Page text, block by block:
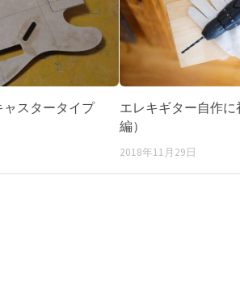
ャスタータイプ
エレキギター自作
編）
2018年11月29日